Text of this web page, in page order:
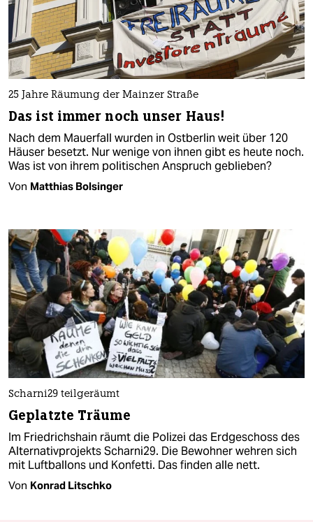
25 Jahre Räumung der Mainzer Straße
Das ist immer noch unser Haus!
Nach dem Mauerfall wurden in Ostberlin weit über 120
Häuser besetzt. Nur wenige von ihnen gibt es heute noch.
Was ist von ihrem politischen Anspruch geblieben?
Von Matthias Bolsinger
Scharni29 teilgeräumt
Geplatzte Träume
Im Friedrichshain räumt die Polizei das Erdgeschoss des
Alternativprojekts Scharni29. Die Bewohner wehren sich
mit Luftballons und Konfetti. Das finden alle nett.
Von Konrad Litschko